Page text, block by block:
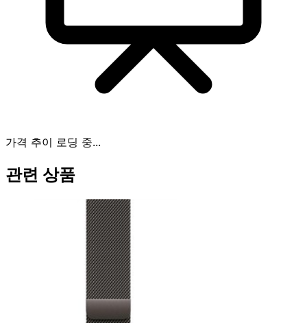
가격 추이 로딩 중...
관련 상품